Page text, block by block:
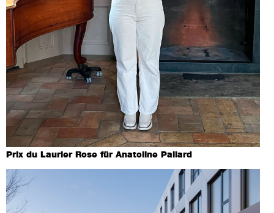
Prix du Laurier Rose für Anatoline Paliard